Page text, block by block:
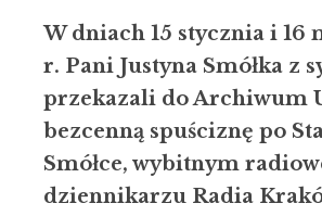
W dniach 15 stycznia i 16
r. Pani Justyna Smółka z
przekazali do Archiwum
bezcenną spuściznę po
Smółce, wybitnym
dziennikarzu Radia